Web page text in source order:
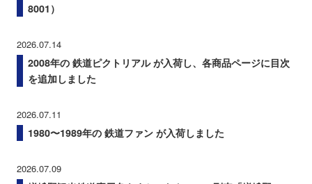
8001）
2026.07.14
2008年の 鉄道ピクトリアル が入荷し、各商品ページに目次
を追加しました
2026.07.11
1980〜1989年の 鉄道ファン が入荷しました
2026.07.09